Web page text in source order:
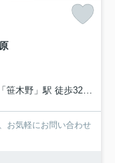
笹木野」駅 徒歩32分
お気軽にお問い合わせ